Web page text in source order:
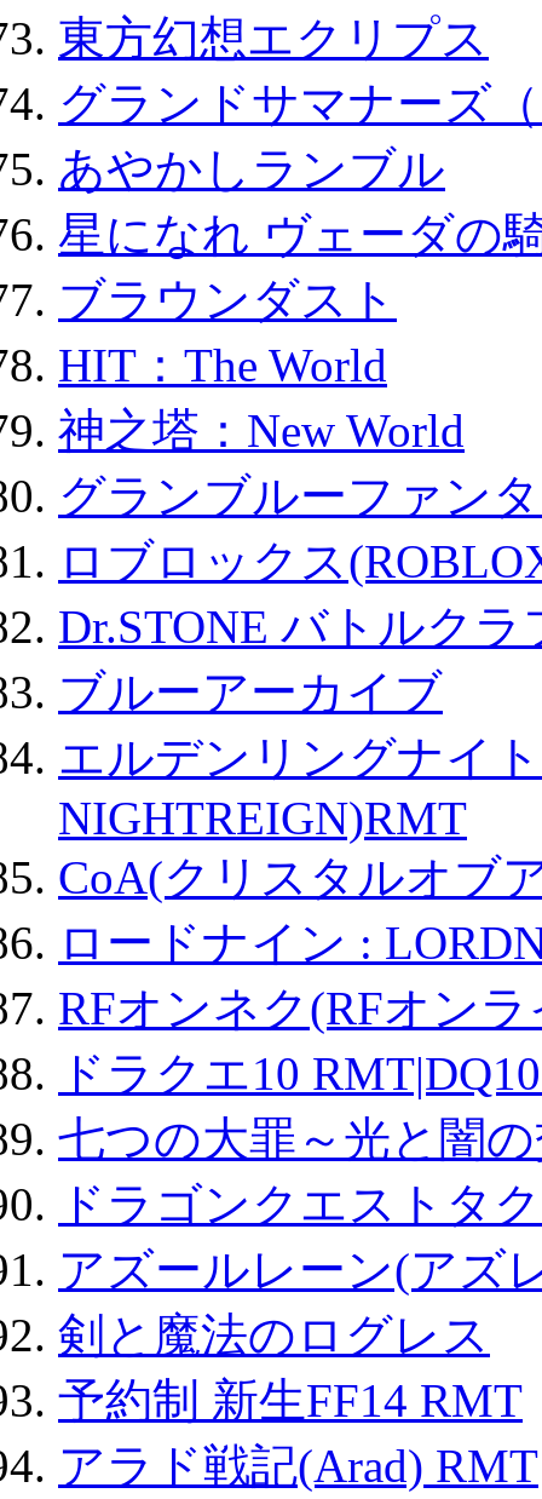
東方幻想エクリプス
グランドサマナーズ
あやかしランブル
星になれ ヴェーダの
ブラウンダスト
HIT：The World
神之塔：New World
グランブルーファン
ロブロックス
Dr.STONE バトルク
ブルーアーカイブ
エルデンリングナイ
NIGHTREIGN)RMT
CoA(クリスタルオブ
ロードナイン :
RFオンネク(RFオン
ドラクエ10
七つの大罪～光と闇
ドラゴンクエストタ
アズールレーン(アズ
剣と魔法のログレス
予約制 新生FF14 RMT
アラド戦記(Arad) RMT